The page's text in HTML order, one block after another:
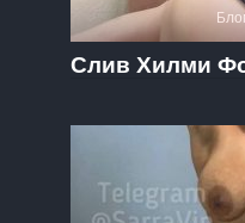
Слив Хилми